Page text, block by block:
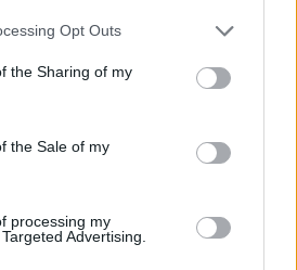
Opt Outs
the Sharing of my
the Sale of my
processing my
Advertising.
«ΣΑΛΑΜΙΣ»: Οι
ξαναμπαίνουν στην
εκτός ενεργού δράσης επί